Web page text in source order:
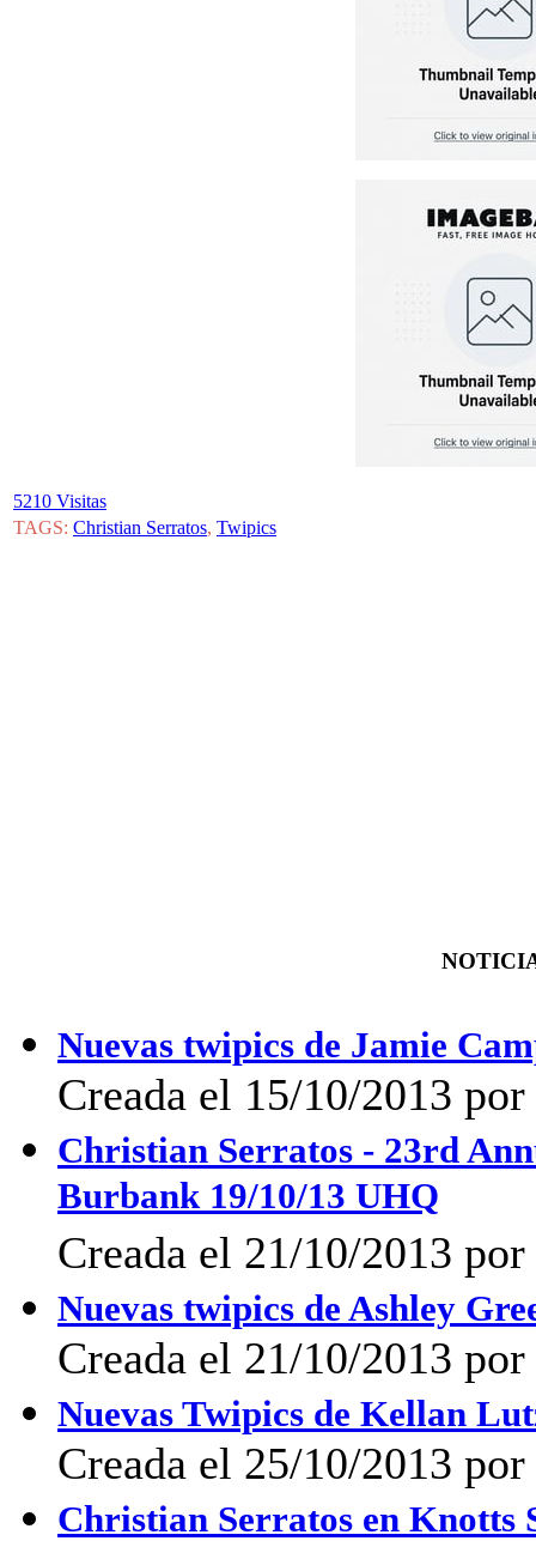
5210 Visitas
TAGS: Christian Serratos, Twipics
Nuevas twipics de Jamie
Creada el 15/10/2013
Christian Serratos - 23rd
Burbank 19/10/13 UHQ
Creada el 21/10/2013
Nuevas twipics de Ashley
Creada el 21/10/2013
Nuevas Twipics de Kellan
Creada el 25/10/2013
Christian Serratos en Knotts